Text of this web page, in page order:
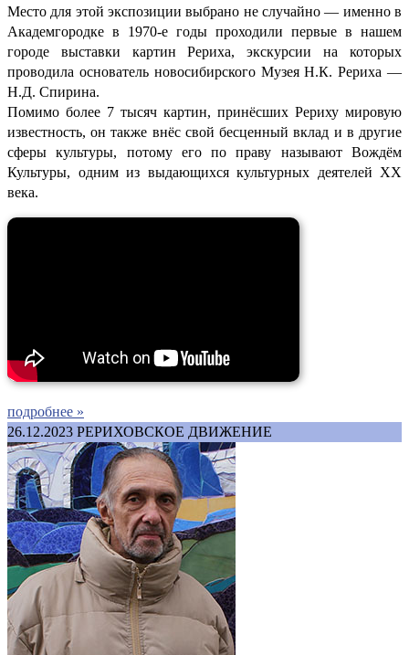
Место для этой экспозиции выбрано не случайно — именно в
Академгородке в 1970-е годы проходили первые в нашем
городе выставки картин Рериха, экскурсии на которых
проводила основатель новосибирского Музея Н.К. Рериха —
Н.Д. Спирина.
Помимо более 7 тысяч картин, принёсших Рериху мировую
известность, он также внёс свой бесценный вклад и в другие
сферы культуры, потому его по праву называют Вождём
Культуры, одним из выдающихся культурных деятелей ХХ
века.
подробнее »
26.12.2023 РЕРИХОВСКОЕ ДВИЖЕНИЕ